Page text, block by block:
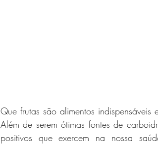
Que frutas são alimentos
Além de serem ótimas fontes de
positivos que exercem na nossa